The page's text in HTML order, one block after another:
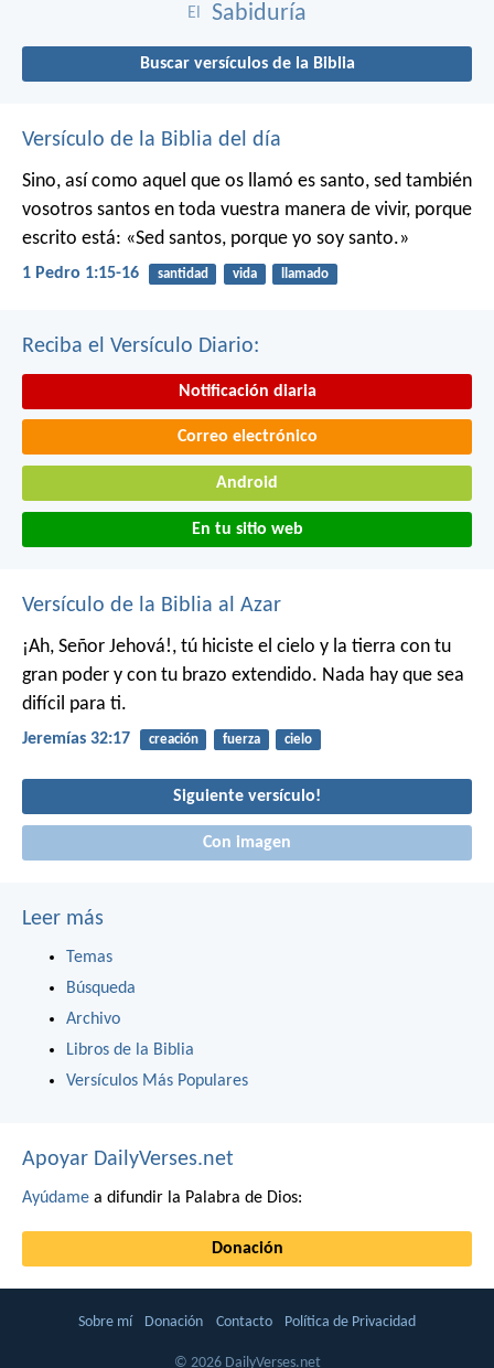
El Sabiduría
Buscar versículos de la Biblia
Versículo de la Biblia del día
Sino, así como aquel que os llamó es santo, sed también
vosotros santos en toda vuestra manera de vivir, porque
escrito está: «Sed santos, porque yo soy santo.»
1 Pedro 1:15-16 santidad vida llamado
Reciba el Versículo Diario:
Notificación diaria
Correo electrónico
Android
En tu sitio web
Versículo de la Biblia al Azar
¡Ah, Señor Jehová!, tú hiciste el cielo y la tierra con tu
gran poder y con tu brazo extendido. Nada hay que sea
difícil para ti.
Jeremías 32:17 creación fuerza cielo
Siguiente versículo!
Con imagen
Leer más
Temas
Búsqueda
Archivo
Libros de la Biblia
Versículos Más Populares
Apoyar DailyVerses.net
Ayúdame a difundir la Palabra de Dios:
Donación
Sobre mí Donación Contacto Política de Privacidad
© 2026 DailyVerses.net